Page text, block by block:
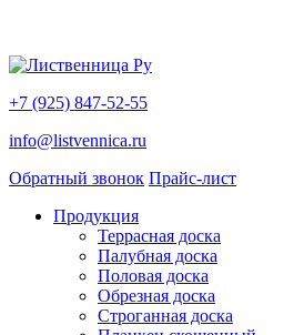
+7 (925) 847-52-55
info@listvennica.ru
Обратный звонок Прайс-лист
Продукция
Террасная доска
Палубная доска
Половая доска
Обрезная доска
Строганная доска